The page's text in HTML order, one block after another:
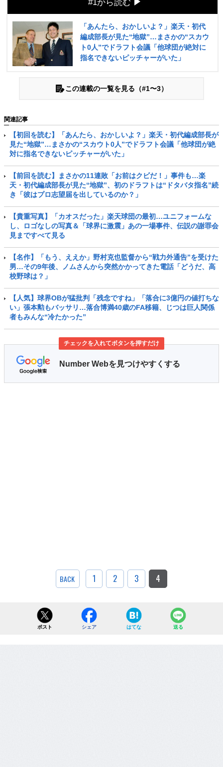
「あんたら、おかしいよ？」楽天・初代
編成部長が見た“地獄”…まさかの“スカウ
ト0人”でドラフト会議「他球団が絶対に
指名できないピッチャーがいた」
この連載の一覧を見る（#1〜3）
関連記事
【初回を読む】「あんたら、おかしいよ？」楽天・初代編成部長が
見た“地獄”…まさかの“スカウト0人”でドラフト会議「他球団が絶
対に指名できないピッチャーがいた」
【前回を読む】まさかの11連敗「お前はクビだ！」事件も…楽
天・初代編成部長が見た“地獄”、初のドラフトは“ドタバタ指名”続
き「彼はプロ志望届を出しているのか？」
【貴重写真】「カオスだった」楽天球団の最初…ユニフォームな
し、ロゴなしの写真＆「球界に激震」あの一場事件、伝説の謝罪会
見まですべて見る
【名作】「もう、ええか」野村克也監督から“戦力外通告”を受けた
男…その9年後、ノムさんから突然かかってきた電話「どうだ、高
校野球は？」
【人気】球界OBが猛批判「残念ですね」「落合に3億円の値打ちな
い」張本勲もバッサリ…落合博満40歳のFA移籍、じつは巨人関係
者もみんな“冷たかった”
チェックを入れてボタンを押すだけ
Number Webを見つけやすくする
BACK 1 2 3 4
ポスト シェア はてな 送る